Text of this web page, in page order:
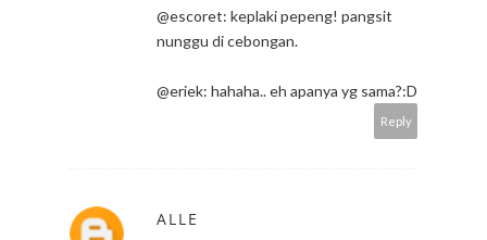
@escoret: keplaki pepeng! pangsit
nunggu di cebongan.
@eriek: hahaha.. eh apanya yg sama?:D
Reply
ALLE